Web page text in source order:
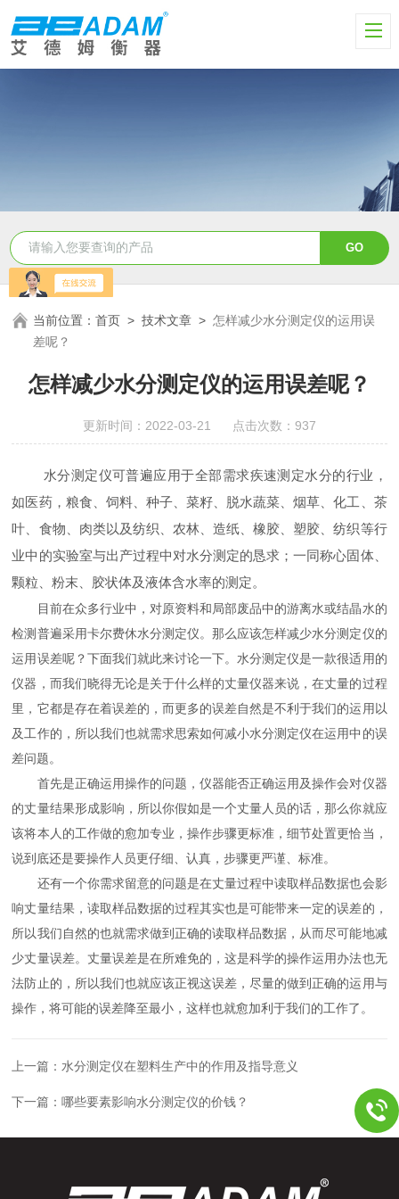
当前位置：首页 >技术文章 >怎样减少水分测定仪的运用误
差呢？
怎样减少水分测定仪的运用误差呢？
更新时间：2022-03-21 点击次数：937
水分测定仪可普遍应用于全部需求疾速测定水分的行业，
如医药，粮食、饲料、种子、菜籽、脱水蔬菜、烟草、化工、茶
叶、食物、肉类以及纺织、农林、造纸、橡胶、塑胶、纺织等行
业中的实验室与出产过程中对水分测定的恳求；一同称心固体、
颗粒、粉末、胶状体及液体含水率的测定。
目前在众多行业中，对原资料和局部废品中的游离水或结晶水的
检测普遍采用卡尔费休水分测定仪。那么应该怎样减少水分测定仪的
运用误差呢？下面我们就此来讨论一下。水分测定仪是一款很适用的
仪器，而我们晓得无论是关于什么样的丈量仪器来说，在丈量的过程
里，它都是存在着误差的，而更多的误差自然是不利于我们的运用以
及工作的，所以我们也就需求思索如何减小水分测定仪在运用中的误
差问题。
首先是正确运用操作的问题，仪器能否正确运用及操作会对仪器
的丈量结果形成影响，所以你假如是一个丈量人员的话，那么你就应
该将本人的工作做的愈加专业，操作步骤更标准，细节处置更恰当，
说到底还是要操作人员更仔细、认真，步骤更严谨、标准。
还有一个你需求留意的问题是在丈量过程中读取样品数据也会影
响丈量结果，读取样品数据的过程其实也是可能带来一定的误差的，
所以我们自然的也就需求做到正确的读取样品数据，从而尽可能地减
少丈量误差。丈量误差是在所难免的，这是科学的操作运用办法也无
法防止的，所以我们也就应该正视这误差，尽量的做到正确的运用与
操作，将可能的误差降至最小，这样也就愈加利于我们的工作了。
上一篇： 水分测定仪在塑料生产中的作用及指导意义
下一篇：哪些要素影响水分测定仪的价钱？